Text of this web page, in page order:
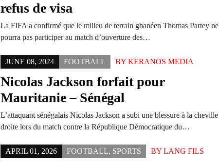
refus de visa
La FIFA a confirmé que le milieu de terrain ghanéen Thomas Partey ne
pourra pas participer au match d’ouverture des…
JUNE 08, 2024 FOOTBALL BYKERANOS MEDIA
Nicolas Jackson forfait pour
Mauritanie – Sénégal
L’attaquant sénégalais Nicolas Jackson a subi une blessure à la cheville
droite lors du match contre la République Démocratique du…
APRIL 01, 2026 FOOTBALL, SPORTS BYLANG FILS